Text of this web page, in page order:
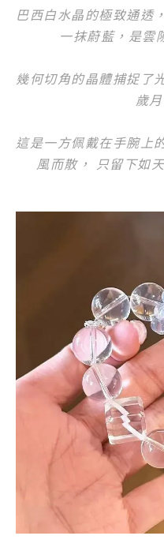
巴西白水晶的極致通透
一抹蔚藍，是雲
幾何切角的晶體捕捉了
歲
這是一方佩戴在手腕上
風而散， 只留下如